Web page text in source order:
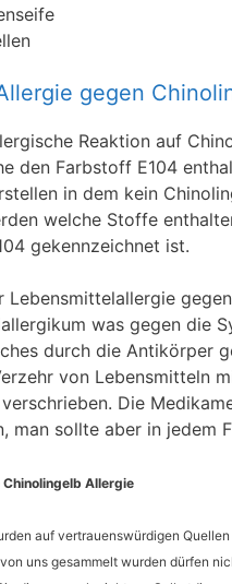
gegen
Reaktion auf
den Farbstoff E104
in dem kein
welche Stoffe
gekennzeichnet ist.
Lebensmittelallergie
was gegen die
durch die Antikörper
von Lebensmitteln
Die
man sollte aber in jedem
Allergie
auf vertrauenswürdigen
uns gesammelt wurden dürfen